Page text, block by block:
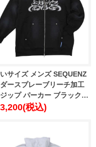
サイズ メンズ SEQUENZ
ースプレーブリーチ加工
ップ パーカー ブラック
5385-2 3L 4L 5L 6L
税込)